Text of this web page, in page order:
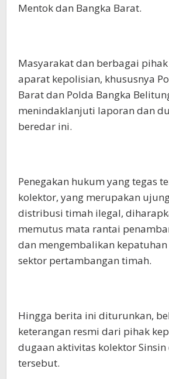
Mentok dan Bangka Barat.
Masyarakat dan berbagai
aparat kepolisian, khususnya
Barat dan Polda Bangka
menindaklanjuti laporan dan
beredar ini.
Penegakan hukum yang tegas
kolektor, yang merupakan
distribusi timah ilegal,
memutus mata rantai
dan mengembalikan
sektor pertambangan timah.
Hingga berita ini diturunkan,
keterangan resmi dari pihak
dugaan aktivitas kolektor
tersebut.